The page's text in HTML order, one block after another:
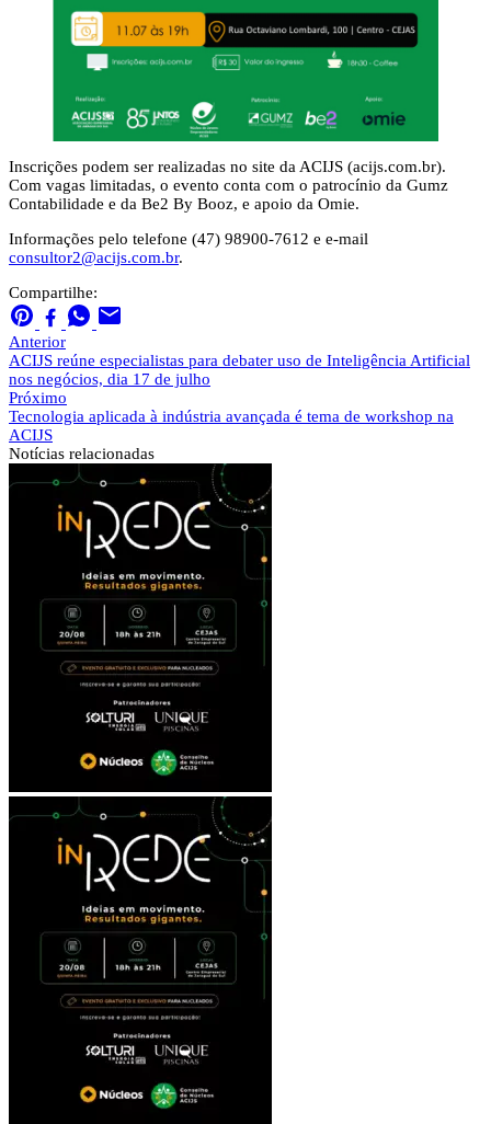
Inscrições podem ser realizadas no site da ACIJS (acijs.com.br).
Com vagas limitadas, o evento conta com o patrocínio da Gumz
Contabilidade e da Be2 By Booz, e apoio da Omie.
Informações pelo telefone (47) 98900-7612 e e-mail
consultor2@acijs.com.br.
Compartilhe:
Anterior
ACIJS reúne especialistas para debater uso de Inteligência Artificial
nos negócios, dia 17 de julho
Próximo
Tecnologia aplicada à indústria avançada é tema de workshop na
ACIJS
Notícias relacionadas